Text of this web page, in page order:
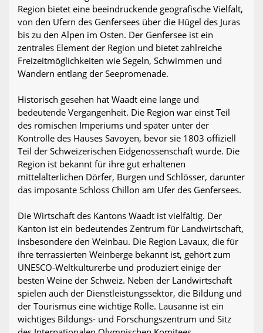
Region bietet eine beeindruckende geografische Vielfalt,
von den Ufern des Genfersees über die Hügel des Juras
bis zu den Alpen im Osten. Der Genfersee ist ein
zentrales Element der Region und bietet zahlreiche
Freizeitmöglichkeiten wie Segeln, Schwimmen und
Wandern entlang der Seepromenade.
Historisch gesehen hat Waadt eine lange und
bedeutende Vergangenheit. Die Region war einst Teil
des römischen Imperiums und später unter der
Kontrolle des Hauses Savoyen, bevor sie 1803 offiziell
Teil der Schweizerischen Eidgenossenschaft wurde. Die
Region ist bekannt für ihre gut erhaltenen
mittelalterlichen Dörfer, Burgen und Schlösser, darunter
das imposante Schloss Chillon am Ufer des Genfersees.
Die Wirtschaft des Kantons Waadt ist vielfältig. Der
Kanton ist ein bedeutendes Zentrum für Landwirtschaft,
insbesondere den Weinbau. Die Region Lavaux, die für
ihre terrassierten Weinberge bekannt ist, gehört zum
UNESCO-Weltkulturerbe und produziert einige der
besten Weine der Schweiz. Neben der Landwirtschaft
spielen auch der Dienstleistungssektor, die Bildung und
der Tourismus eine wichtige Rolle. Lausanne ist ein
wichtiges Bildungs- und Forschungszentrum und Sitz